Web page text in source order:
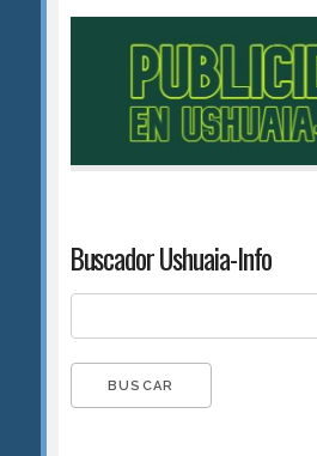
Buscador Ushuaia-Info